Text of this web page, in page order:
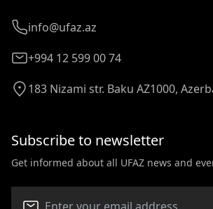
info@ufaz.az
+994 12 599 00 74
183 Nizami str. Baku AZ1000,
Subscribe to newsletter
Get informed about all UFAZ news and